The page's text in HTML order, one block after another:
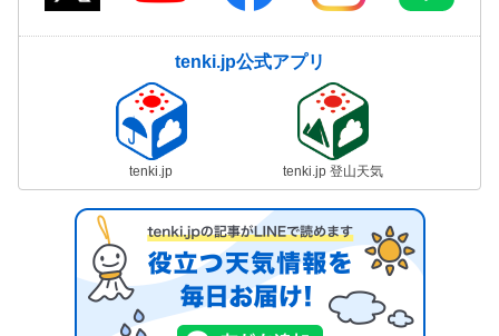
tenki.jp公式アプリ
tenki.jp tenki.jp 登山天気